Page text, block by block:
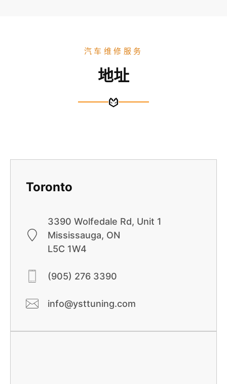
汽车维修服务
地址
Toronto
3390 Wolfedale Rd, Unit 1
Mississauga, ON
L5C 1W4
(905) 276 3390
info@ysttuning.com